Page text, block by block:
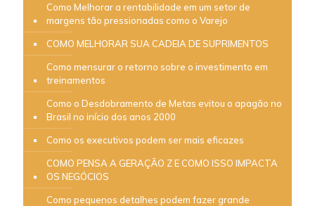
Como Melhorar a rentabilidade em um setor de
margens tão pressionadas como o Varejo
COMO MELHORAR SUA CADEIA DE SUPRIMENTOS
Como mensurar o retorno sobre o investimento em
treinamentos
Como o Desdobramento de Metas evitou o apagão no
Brasil no início dos anos 2000
Como os executivos podem ser mais eficazes
COMO PENSA A GERAÇÃO Z E COMO ISSO IMPACTA
OS NEGÓCIOS
Como pequenos detalhes podem fazer grande